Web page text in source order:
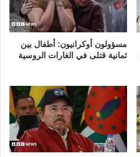
مسؤولون أوكرانيون: أطفال بين
ثمانية قتلى في الغارات الروسية